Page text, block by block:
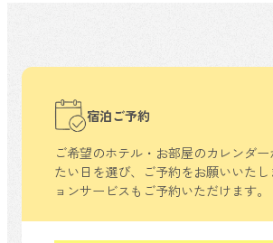
宿泊ご予約
ご希望のホテル・お部屋のカレンダー
たい日を選び、ご予約をお願いいたし
ョンサービスもご予約いただけます。